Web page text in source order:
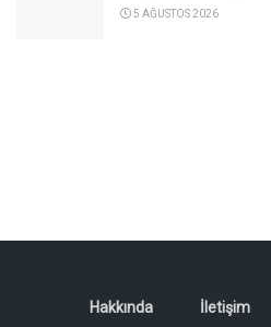
5 AĞUSTOS 2026
Hakkında İletişim